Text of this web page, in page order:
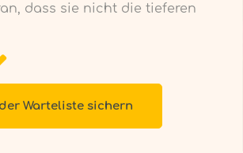
dass sie nicht die tieferen
Warteliste sichern